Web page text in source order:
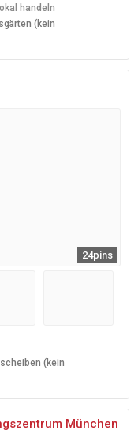
handeln
(kein
24pins
(kein
München